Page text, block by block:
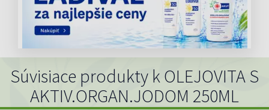
Súvisiace produkty k OLEJOVITA S
AKTIV.ORGAN.JODOM 250ML